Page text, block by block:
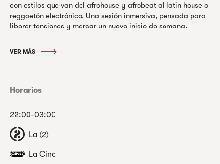
con estilos que van del afrohouse y afrobeat al latin house o
reggaetón electrónico. Una sesión inmersiva, pensada para
liberar tensiones y marcar un nuevo inicio de semana.
VER MÁS
Horarios
22:00-03:00
La (2)
La Cinc